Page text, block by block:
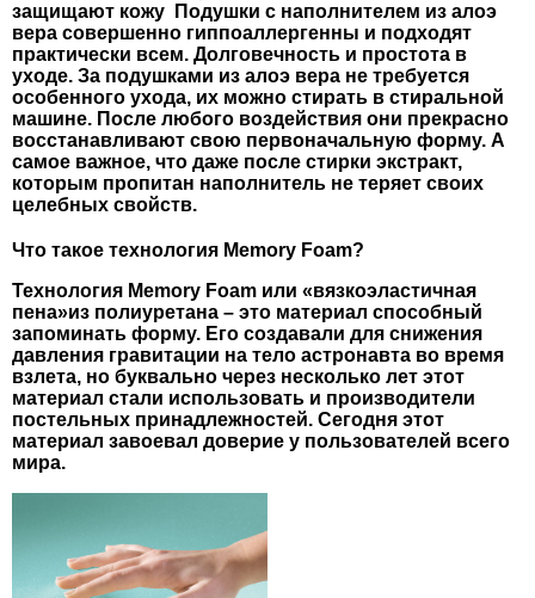
защищают кожу Подушки с наполнителем из алоэ
вера совершенно гиппоаллергенны и подходят
практически всем. Долговечность и простота в
уходе. За подушками из алоэ вера не требуется
особенного ухода, их можно стирать в стиральной
машине. После любого воздействия они прекрасно
восстанавливают свою первоначальную форму. А
самое важное, что даже после стирки экстракт,
которым пропитан наполнитель не теряет своих
целебных свойств.
Что такое технология Memory Foam?
Технология Memory Foam или «вязкоэластичная
пена»из полиуретана – это материал способный
запоминать форму. Его создавали для снижения
давления гравитации на тело астронавта во время
взлета, но буквально через несколько лет этот
материал стали использовать и производители
постельных принадлежностей. Сегодня этот
материал завоевал доверие у пользователей всего
мира.